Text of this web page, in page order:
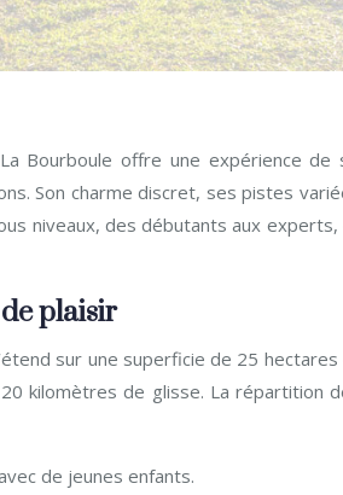
Bourboule offre une expérience de
Son charme discret, ses pistes
niveaux, des débutants aux
plaisir
sur une superficie de 25
kilomètres de glisse. La répartition
de jeunes enfants.